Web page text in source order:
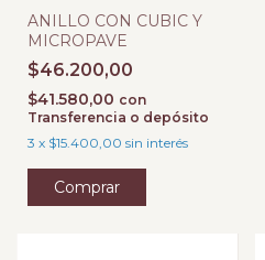
ANILLO CON CUBIC Y
MICROPAVE
$46.200,00
$41.580,00 con
Transferencia o depósito
3 x $15.400,00 sin interés
Comprar